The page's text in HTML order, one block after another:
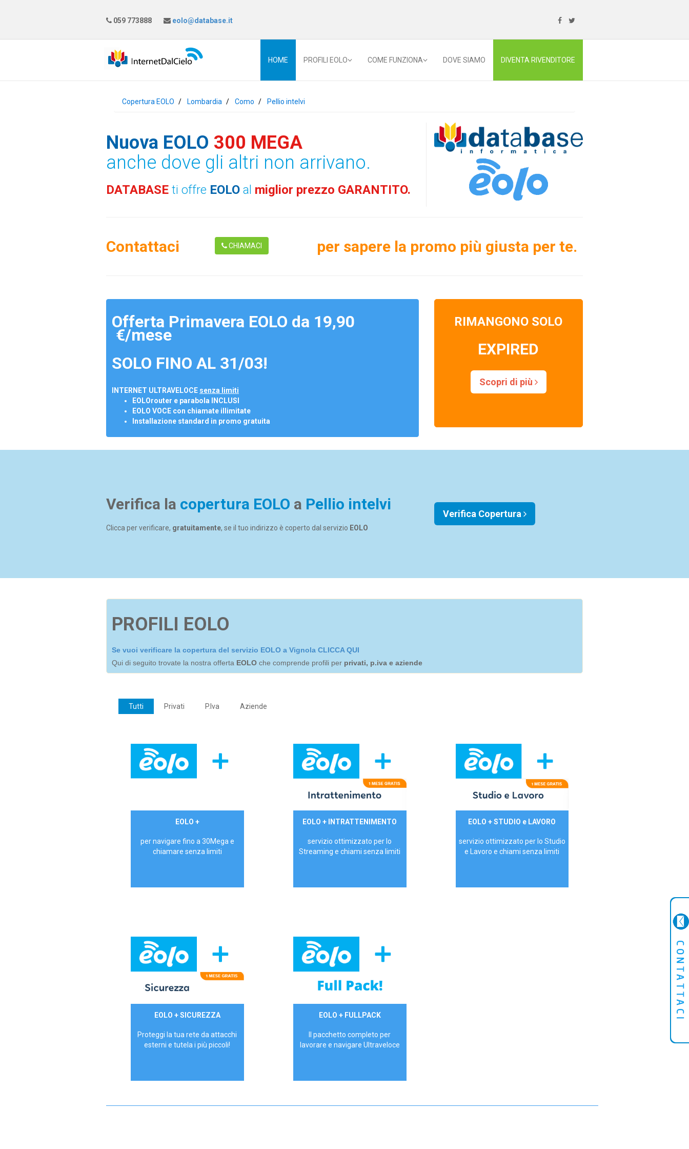
059 773888 eolo@database.it
HOME PROFILI EOLO COME FUNZIONA DOVE SIAMO DIVENTA RIVENDITORE
Copertura EOLO Lombardia Como Pellio intelvi
Nuova EOLO 300 MEGA
anche dove gli altri non arrivano.
DATABASE ti offre EOLO al miglior prezzo GARANTITO.
Contattaci CHIAMACI per sapere la promo più giusta per te.
Offerta Primavera EOLO da 19,90
€/mese
SOLO FINO AL 31/03!
INTERNET ULTRAVELOCE senza limiti
EOLOrouter e parabola INCLUSI
EOLO VOCE con chiamate illimitate
Installazione standard in promo gratuita
RIMANGONO SOLO
EXPIRED
Scopri di più
Verifica la copertura EOLO a Pellio intelvi
Clicca per verificare, gratuitamente, se il tuo indirizzo è coperto dal servizio EOLO
Verifica Copertura
PROFILI EOLO
Se vuoi verificare la copertura del servizio EOLO a Vignola CLICCA QUI
Qui di seguito trovate la nostra offerta EOLO che comprende profili per privati, p.iva e aziende
Tutti Privati P.Iva Aziende
€ 24,90/meseEOLO +
per navigare fino a 30Mega e
chiamare senza limiti
29,90€/mese
EOLO + INTRATTENIMENTO
servizio ottimizzato per lo
Streaming e chiami senza limiti
29,90€/mese
EOLO + STUDIO e LAVORO
servizio ottimizzato per lo Studio
e Lavoro e chiami senza limiti
29,90€/mese
EOLO + SICUREZZA
Proteggi la tua rete da attacchi
esterni e tutela i più piccoli!
34,90 €/meseEOLO + FULLPACK
Il pacchetto completo per
lavorare e navigare Ultraveloce